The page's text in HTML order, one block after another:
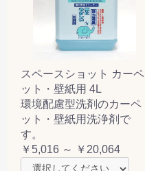
スペースショット カーペ
ット・壁紙用 4L
環境配慮型洗剤のカーペ
ット・壁紙用洗浄剤で
す。
￥5,016 ～ ￥20,064